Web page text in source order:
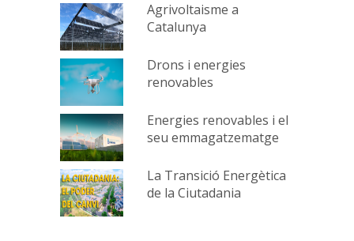
Agrivoltaisme a
Catalunya
Drons i energies
renovables
Energies renovables i el
seu emmagatzematge
La Transició Energètica
de la Ciutadania